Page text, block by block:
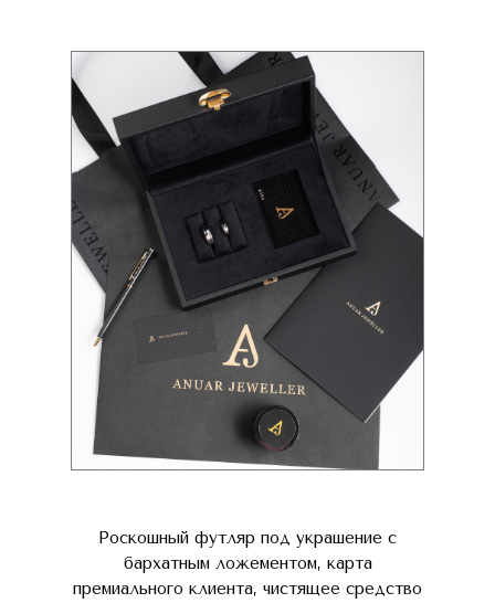
Роскошный футляр под украшение с
бархатным ложементом, карта
премиального клиента, чистящее средство